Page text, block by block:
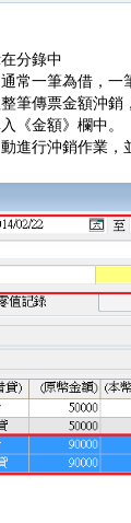
分錄中
常一筆為借，一
筆傳票金額沖銷
《金額》欄中。
進行沖銷作業，